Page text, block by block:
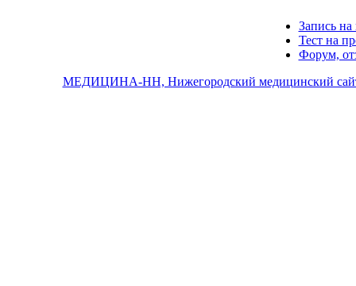
Запись на
Тест на
Форум,
МЕДИЦИНА-НН, Нижегородский медицинский